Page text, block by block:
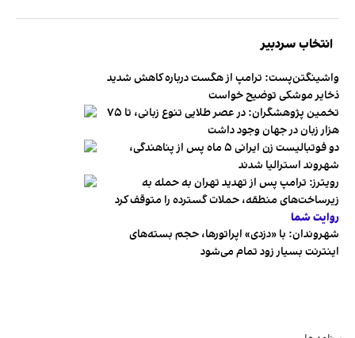
انتخاب سردبیر
واشینگتن‌پست: ترامپ از هگست درباره کاهش شدید
ذخایر موشکی توضیح خواست
تخمین پژوهشگران: در عصر طلایی تنوع زبانی، تا ۷۵
هزار زبان در جهان وجود داشت
دو فوتبالیست زن ایرانی ۵ ماه پس از پناهندگی،
شهروند استرالیا شدند
رویترز: ترامپ پس از تهدید تهران به حمله به
زیرساخت‌های منطقه، حملات گسترده را متوقف کرد
روایت شما
شهروندان:‌ با «دزدی» اپراتورها، حجم بسته‌های
اینترنت بسیار زود تمام می‌شود